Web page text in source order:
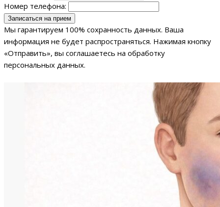
Номер телефона:
Мы гарантируем 100% сохранность данных. Ваша
информация не будет распространяться. Нажимая кнопку
«Отправить», вы соглашаетесь на обработку
персональных данных.